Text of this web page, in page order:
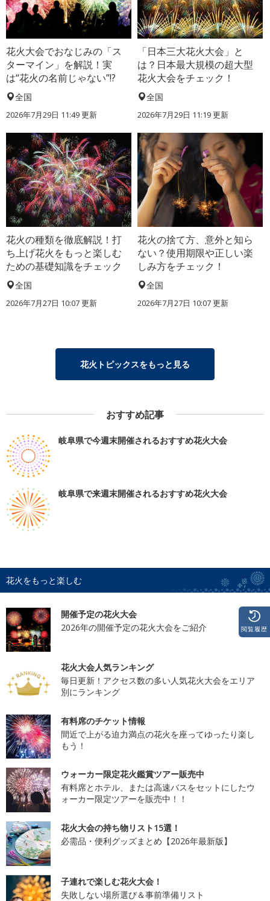
花火大会でおなじみの「ス
ターマイン」を解説！実
は“花火の名前じゃない”!?
全国
2026年7月29日 11:49 更新
「日本三大花火大会」と
は？日本最大規模の超大型
花火大会をチェック！
全国
2026年7月29日 11:19 更新
花火の種類を徹底解説！打
ち上げ花火をもっと楽しむ
ための基礎知識をチェック
全国
2026年7月27日 10:07 更新
花火の捨て方、意外と知ら
ない？使用期限や正しい楽
しみ方をチェック！
全国
2026年7月27日 10:07 更新
花火トピックスをもっと見る
おすすめ記事
岐阜県で今週末開催されるおすすめ花火大会
岐阜県で来週末開催されるおすすめ花火大会
花火をもっと楽しむ
開催予定の花火大会
2026年の開催予定の花火大会をご紹介
花火大会人気ランキング
毎日更新！アクセス数の多い人気花火大会をエリア
別にランキング
有料席のチケット情報
間近で上がる迫力満点の花火を座ってゆったり楽し
もう！
ウォーカー限定花火鑑賞ツアー販売中
有料席とホテル、または高速バスをセットにしたウ
ォーカー限定ツアーを販売中！！
花火大会の持ち物リスト15選！
必需品・便利グッズまとめ【2026年最新版】
子連れで楽しむ花火大会！
失敗しない場所選び＆事前準備リスト
閲覧履歴